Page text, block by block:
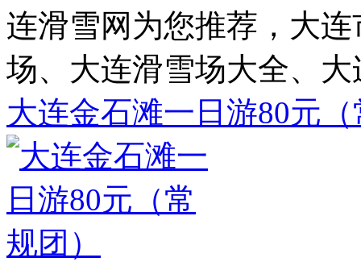
连滑雪网为您推荐，大
场、大连滑雪场大全、
大连金石滩一日游80元